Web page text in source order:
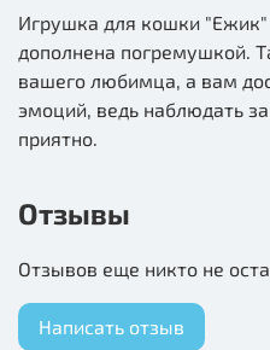
Игрушка для кошки "Ежик"
дополнена погремушкой.
вашего любимца, а вам
эмоций, ведь наблюдать
приятно.
Отзывы
Отзывов еще никто не
Написать отзыв